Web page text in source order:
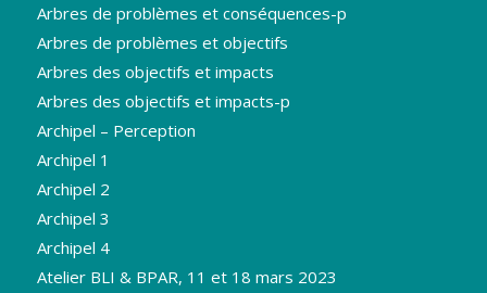
Arbres de problèmes et conséquences-p
Arbres de problèmes et objectifs
Arbres des objectifs et impacts
Arbres des objectifs et impacts-p
Archipel – Perception
Archipel 1
Archipel 2
Archipel 3
Archipel 4
Atelier BLI & BPAR, 11 et 18 mars 2023